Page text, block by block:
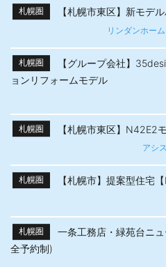
札幌圏 【札幌市東区】新モデ
リンダンホー
札幌圏
【グループ会社】
ョンリフォームモデル
札幌圏 【札幌市東区】N42E2
アシ
札幌圏 【札幌市】提案型住宅
札幌圏
一条工務店・緑苑台ニ
全予約制)